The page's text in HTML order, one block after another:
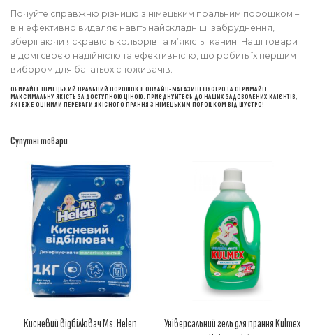
Почуйте справжню різницю з німецьким пральним порошком –
він ефективно видаляє навіть найскладніші забруднення,
зберігаючи яскравість кольорів та м’якість тканин. Наші товари
відомі своєю надійністю та ефективністю, що робить їх першим
вибором для багатьох споживачів.
ОБИРАЙТЕ НІМЕЦЬКИЙ ПРАЛЬНИЙ ПОРОШОК В ОНЛАЙН-МАГАЗИНІ ШУСТРО ТА ОТРИМАЙТЕ
МАКСИМАЛЬНУ ЯКІСТЬ ЗА ДОСТУПНОЮ ЦІНОЮ. ПРИЄДНУЙТЕСЬ ДО НАШИХ ЗАДОВОЛЕНИХ КЛІЄНТІВ,
ЯКІ ВЖЕ ОЦІНИЛИ ПЕРЕВАГИ ЯКІСНОГО ПРАННЯ З НІМЕЦЬКИМ ПОРОШКОМ ВІД ШУСТРО!
Супутні товари
Кисневий відбілювач Ms. Helen
Універсальний гель для прання Kulmex